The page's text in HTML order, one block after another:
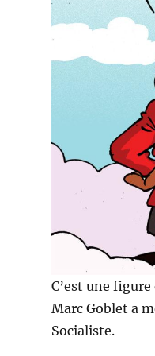
C’est une
Marc Goblet a
Socialiste.